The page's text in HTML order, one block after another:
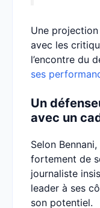
Une
avec les
l’encontre du
ses
Un
avec un
Selon
fortement de
journaliste
leader à ses
son potentiel.